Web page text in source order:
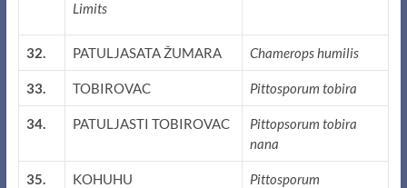
Limits
32. PATULJASATA ŽUMARA Chamerops humilis
33. TOBIROVAC Pittosporum tobira
34. PATULJASTI TOBIROVAC
Pittopsorum tobira
nana
35. KOHUHU
Pittosporum